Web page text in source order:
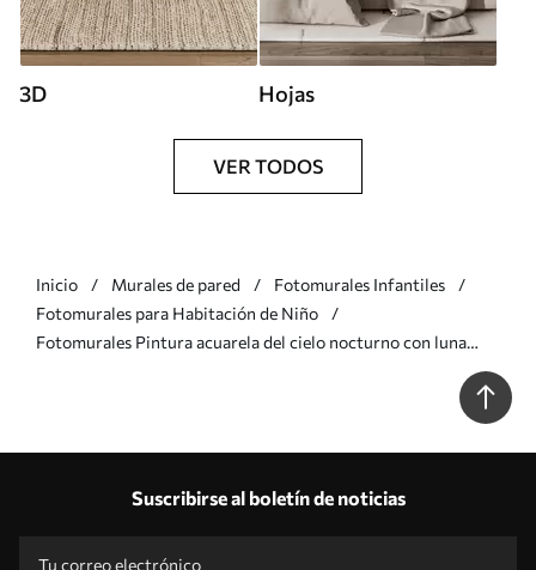
3D Hojas
VER TODOS
Inicio Murales de pared
Fotomurales Infantiles
Fotomurales para Habitación de Niño
Fotomurales Pintura acuarela del cielo nocturno con luna
Suscribirse al boletín de noticias